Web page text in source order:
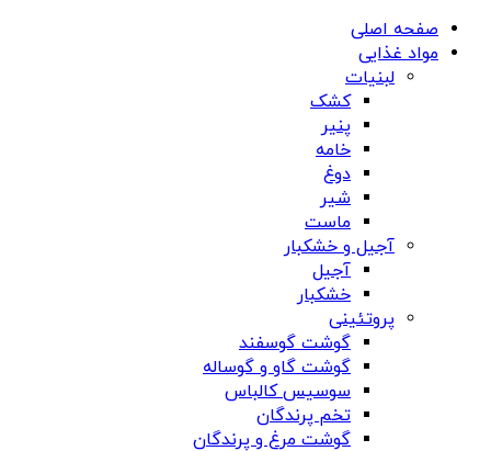
صفحه اصلی
مواد غذایی
لبنیات
کشک
پنیر
خامه
دوغ
شیر
ماست
آجیل و خشکبار
آجیل
خشکبار
پروتئینی
گوشت گوسفند
گوشت گاو و گوساله
سوسیس کالباس
تخم پرندگان
گوشت مرغ و پرندگان